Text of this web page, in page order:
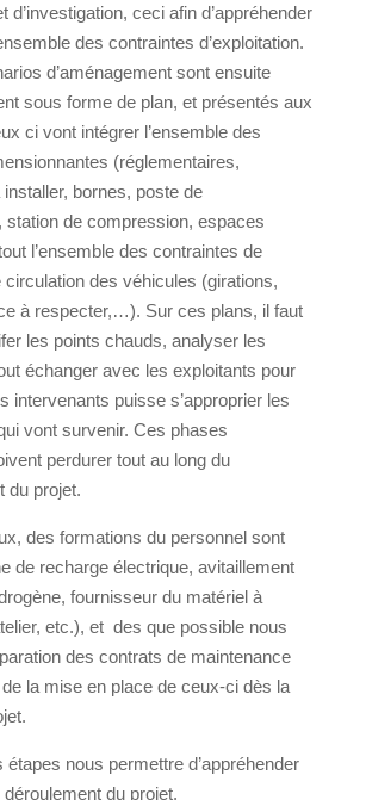
d’investigation, ceci afin d’appréhender
des contraintes d’exploitation.
d’aménagement sont ensuite
sous forme de plan, et présentés aux
ci vont intégrer l’ensemble des
(réglementaires,
bornes, poste de
station de compression, espaces
l’ensemble des contraintes de
circulation des véhicules (girations,
à respecter,…). Sur ces plans, il faut
les points chauds, analyser les
échanger avec les exploitants pour
intervenants puisse s’approprier les
vont survenir. Ces phases
perdurer tout au long du
du projet.
des formations du personnel sont
de recharge électrique, avitaillement
fournisseur du matériel à
etc.), et des que possible nous
des contrats de maintenance
de la mise en place de ceux-ci dès la
nous permettre d’appréhender
du projet.